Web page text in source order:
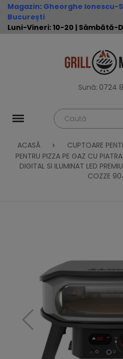
Magazin: Gheorghe Ionescu-
București
Luni-Vineri: 10-20 | Sâmbătă-
Sună: 0724
ACASĂ
CUPTOARE
PENTRU PIZZA PE GAZ CU
DIGITAL SI ILUMINAT LED
COZZE